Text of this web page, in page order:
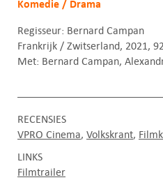
Komedie / Drama
Regisseur: Bernard Campan
Frankrijk / Zwitserland, 2021,
Met: Bernard Campan,
RECENSIES
VPRO Cinema Volkskrant
LINKS
Filmtrailer